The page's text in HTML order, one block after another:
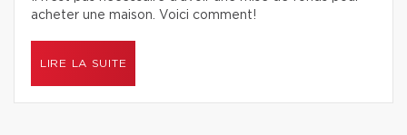
acheter une maison. Voici comment!
LIRE LA SUITE